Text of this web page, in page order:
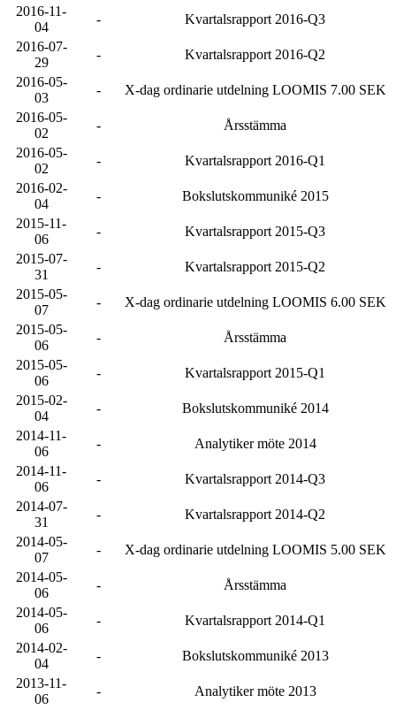
2016-11-
04
-
Kvartalsrapport 2016-Q3
2016-07-
29
-
Kvartalsrapport 2016-Q2
2016-05-
03
-
X-dag ordinarie utdelning LOOMIS 7.00 SEK
2016-05-
02
-
Årsstämma
2016-05-
02
-
Kvartalsrapport 2016-Q1
2016-02-
04
-
Bokslutskommuniké 2015
2015-11-
06
-
Kvartalsrapport 2015-Q3
2015-07-
31
-
Kvartalsrapport 2015-Q2
2015-05-
07
-
X-dag ordinarie utdelning LOOMIS 6.00 SEK
2015-05-
06
-
Årsstämma
2015-05-
06
-
Kvartalsrapport 2015-Q1
2015-02-
04
-
Bokslutskommuniké 2014
2014-11-
06
-
Analytiker möte 2014
2014-11-
06
-
Kvartalsrapport 2014-Q3
2014-07-
31
-
Kvartalsrapport 2014-Q2
2014-05-
07
-
X-dag ordinarie utdelning LOOMIS 5.00 SEK
2014-05-
06
-
Årsstämma
2014-05-
06
-
Kvartalsrapport 2014-Q1
2014-02-
04
-
Bokslutskommuniké 2013
2013-11-
06
-
Analytiker möte 2013